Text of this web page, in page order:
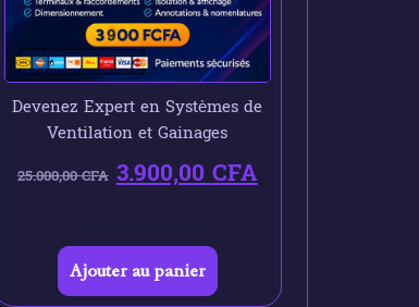
Devenez Expert en Systèmes de
Ventilation et Gainages
25.000,00CFA 3.900,00CFA
Ajouter au panier